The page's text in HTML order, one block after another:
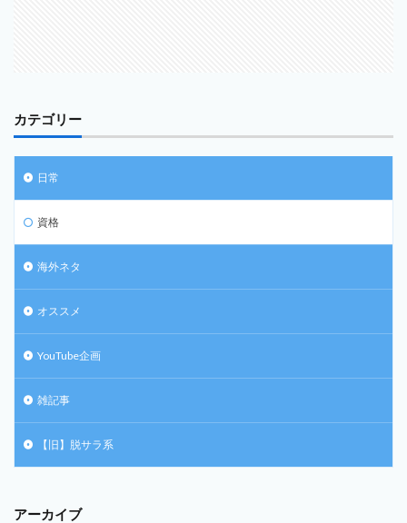
カテゴリー
日常
資格
海外ネタ
オススメ
YouTube企画
雑記事
【旧】脱サラ系
アーカイブ